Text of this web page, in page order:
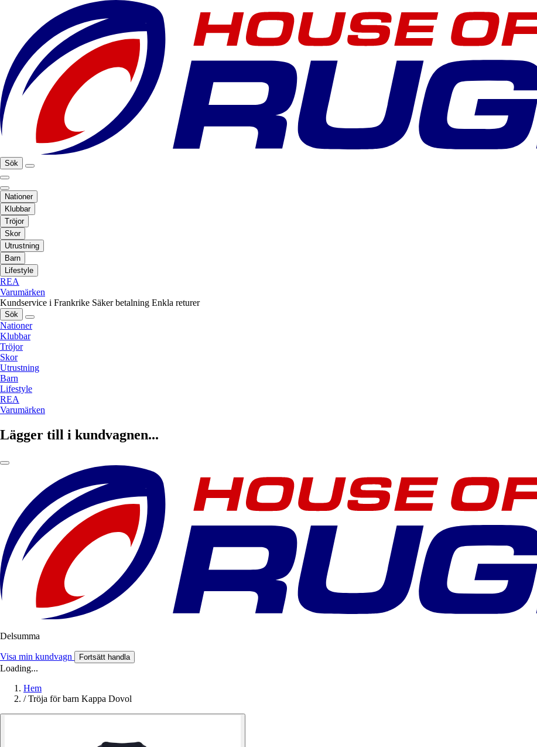
Sök
Nationer
Klubbar
Tröjor
Skor
Utrustning
Barn
Lifestyle
REA
Varumärken
Kundservice i Frankrike Säker betalning Enkla returer
Sök
Nationer
Klubbar
Tröjor
Skor
Utrustning
Barn
Lifestyle
REA
Varumärken
Lägger till i kundvagnen...
Delsumma
Visa min kundvagn Fortsätt handla
Loading...
Hem
/ Tröja för barn Kappa Dovol